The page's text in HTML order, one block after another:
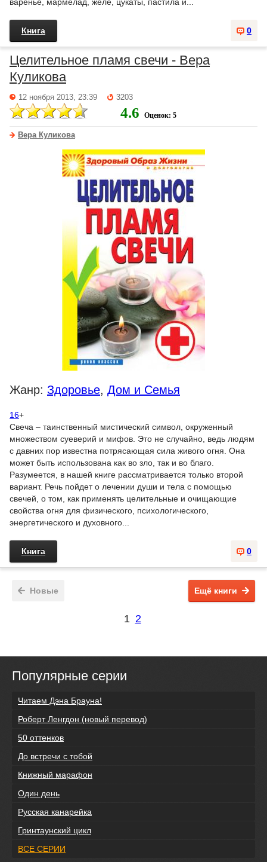
0
Книга
Целительное пламя свечи - Вера
Куликова
12 ноября 2013, 23:39 3203
4.6 Оценок: 5
Вера Куликова
Жанр: Здоровье, Дом и Семья
16+
Свеча – таинственный мистический символ, окруженный
множеством суеверий и мифов. Это не случайно, ведь людям
с давних пор известна потрясающая сила живого огня. Она
может быть использована как во зло, так и во благо.
Разумеется, в нашей книге рассматривается только второй
вариант. Речь пойдет о лечении души и тела с помощью
свечей, о том, как применять целительные и очищающие
свойства огня для физического, психологического,
энергетического и духовного...
0
Книга
Новые Ещё книги
1 2
Популярные серии
Читаем Дэна Брауна!
Роберт Ленгдон (новый перевод)
50 оттенков
До встречи с тобой
Книжный марафон
Один день
Русская канарейка
Гринтаунский цикл
ВСЕ СЕРИИ